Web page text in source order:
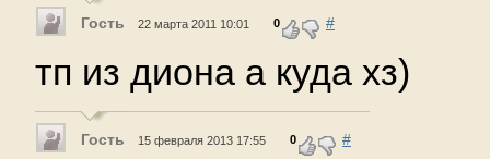
Гость 22 марта 2011 10:01 0 #
тп из диона а куда хз)
Гость 15 февраля 2013 17:55 0 #